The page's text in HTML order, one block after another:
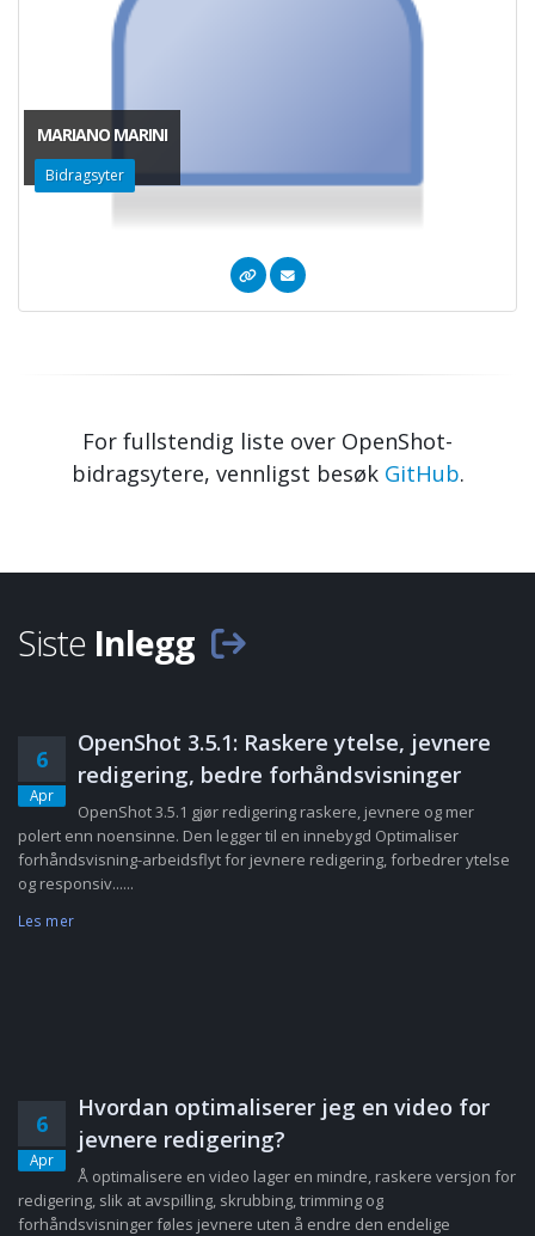
MARIANO MARINI
Bidragsyter
For fullstendig liste over OpenShot-
bidragsytere, vennligst besøk GitHub.
Siste Inlegg
6
Apr
OpenShot 3.5.1: Raskere ytelse, jevnere
redigering, bedre forhåndsvisninger
OpenShot 3.5.1 gjør redigering raskere, jevnere og mer
polert enn noensinne. Den legger til en innebygd Optimaliser
forhåndsvisning-arbeidsflyt for jevnere redigering, forbedrer ytelse
og responsiv......
Les mer
6
Apr
Hvordan optimaliserer jeg en video for
jevnere redigering?
Å optimalisere en video lager en mindre, raskere versjon for
redigering, slik at avspilling, skrubbing, trimming og
forhåndsvisninger føles jevnere uten å endre den endelige